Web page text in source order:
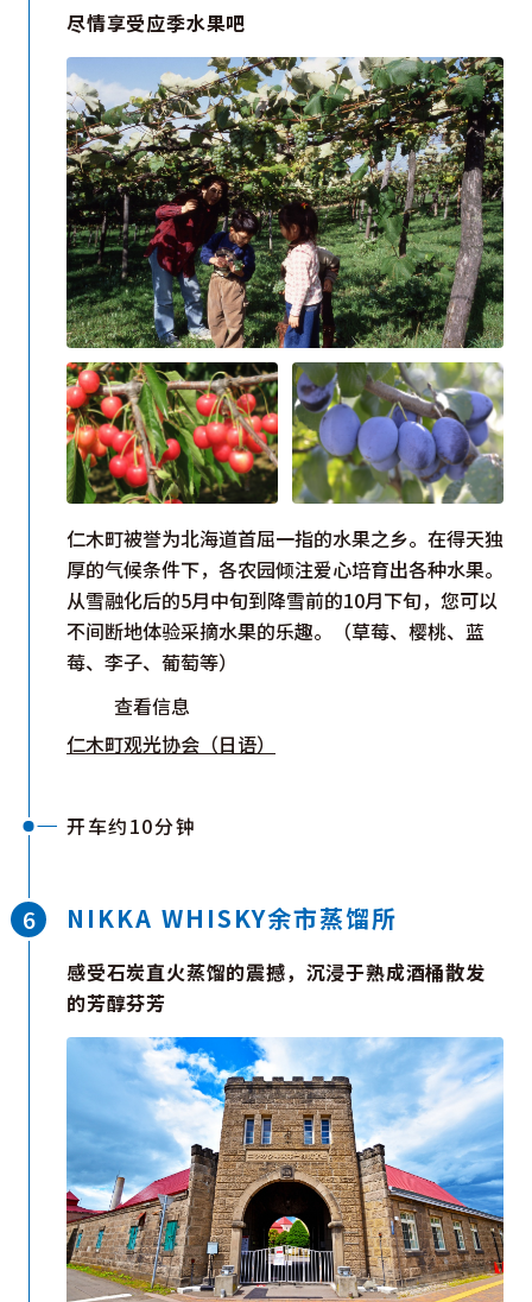
尽情享受应季水果吧
仁木町被誉为北海道首屈一指的水果之乡。在得天独
厚的气候条件下，各农园倾注爱心培育出各种水果。
从雪融化后的5月中旬到降雪前的10月下旬，您可以
不间断地体验采摘水果的乐趣。（草莓、樱桃、蓝
莓、李子、葡萄等）
查看信息
仁木町观光协会（日语）
开车约10分钟
NIKKA WHISKY余市蒸馏所
感受石炭直火蒸馏的震撼，沉浸于熟成酒桶散发
的芳醇芬芳